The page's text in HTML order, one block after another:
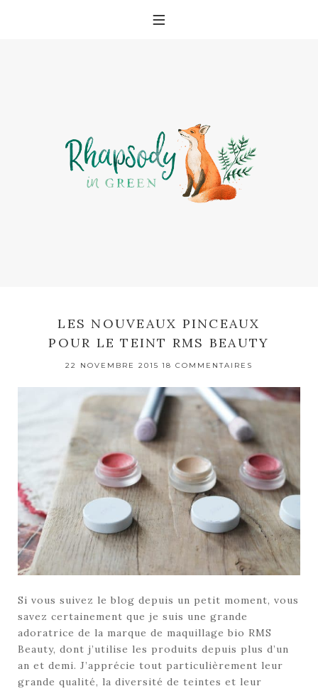
LES NOUVEAUX PINCEAUX
POUR LE TEINT RMS BEAUTY
22 NOVEMBRE 2015 18 COMMENTAIRES
Si vous suivez le blog depuis un petit moment, vous
savez certainement que je suis une grande
adoratrice de la marque de maquillage bio RMS
Beauty, dont j’utilise les produits depuis plus d’un
an et demi. J’apprécie tout particulièrement leur
grande qualité, la diversité de teintes et leur